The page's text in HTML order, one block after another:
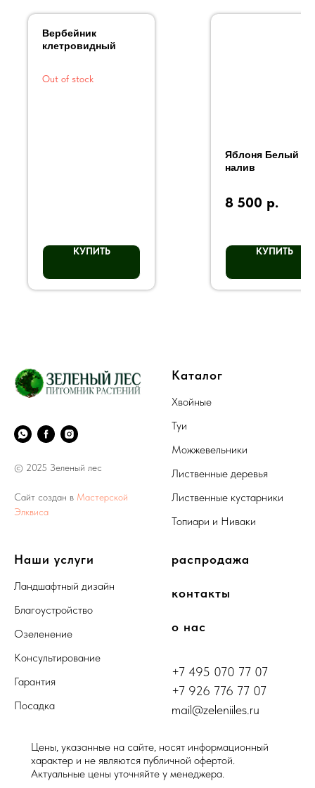
Вербейник
клетровидный
Out of stock
КУПИТЬ
Яблоня Белый
налив
8 500 р.
КУПИТЬ
© 2025 Зеленый лес
Сайт создан в Мастерской
Элквиса
Каталог
Хвойные
Туи
Можжевельники
Лиственные деревья
Лиственные кустарники
Топиари и Ниваки
Наши услуги
Ландшафтный дизайн
Благоустройство
Озеленение
Консультирование
Гарантия
Посадка
распродажа
контакты
о нас
+7 495 070 77 07
+7 926 776 77 07
mail@zeleniiles.ru
Цены, указанные на сайте, носят информационный
характер и не являются публичной офертой.
Актуальные цены уточняйте у менеджера.